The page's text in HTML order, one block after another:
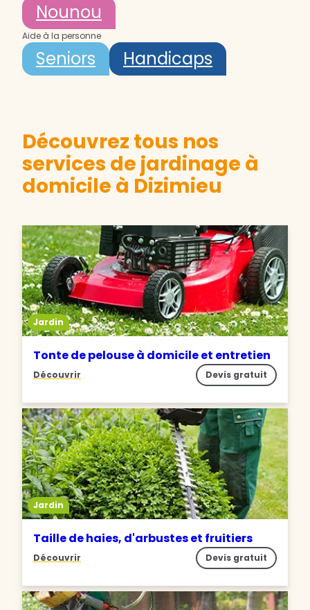
Nounou
Aide à la personne
Seniors Handicaps
Découvrez tous nos
services de jardinage à
domicile à Dizimieu
Jardin
Tonte de pelouse à domicile et entretien
Découvrir Devis gratuit
Jardin
Taille de haies, d'arbustes et fruitiers
Découvrir Devis gratuit